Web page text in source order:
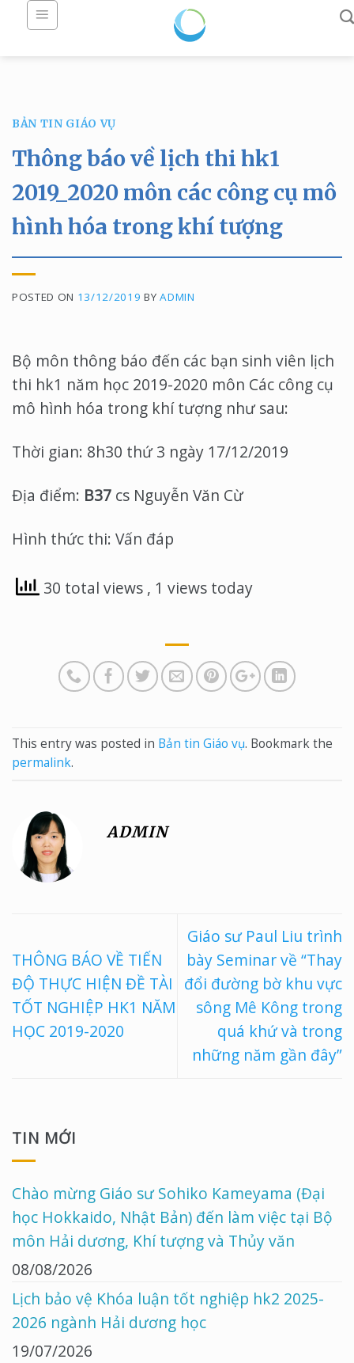
BẢN TIN GIÁO VỤ
Thông báo về lịch thi hk1
2019_2020 môn các công cụ mô
hình hóa trong khí tượng
POSTED ON 13/12/2019 BYADMIN
Bộ môn thông báo đến các bạn sinh viên lịch
thi hk1 năm học 2019-2020 môn Các công cụ
mô hình hóa trong khí tượng như sau:
Thời gian: 8h30 thứ 3 ngày 17/12/2019
Địa điểm: B37 cs Nguyễn Văn Cừ
Hình thức thi: Vấn đáp
30 total views , 1 views today
This entry was posted in Bản tin Giáo vụ. Bookmark the
permalink.
ADMIN
THÔNG BÁO VỀ TIẾN
ĐỘ THỰC HIỆN ĐỀ TÀI
TỐT NGHIỆP HK1 NĂM
HỌC 2019-2020
Giáo sư Paul Liu trình
bày Seminar về “Thay
đổi đường bờ khu vực
sông Mê Kông trong
quá khứ và trong
những năm gần đây”
TIN MỚI
Chào mừng Giáo sư Sohiko Kameyama (Đại
học Hokkaido, Nhật Bản) đến làm việc tại Bộ
môn Hải dương, Khí tượng và Thủy văn
08/08/2026
Lịch bảo vệ Khóa luận tốt nghiệp hk2 2025-
2026 ngành Hải dương học
19/07/2026